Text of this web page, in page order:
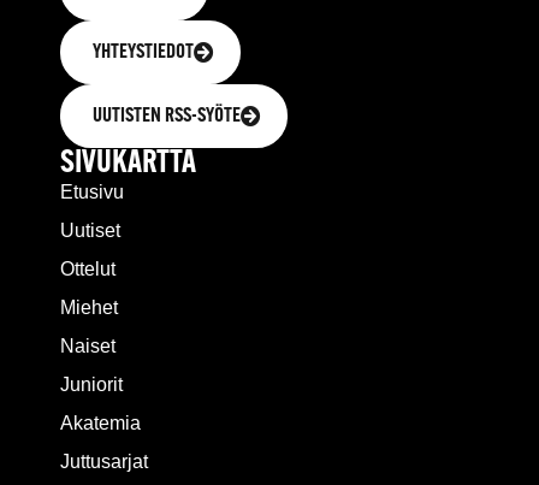
YHTEYSTIEDOT
UUTISTEN RSS-SYÖTE
SIVUKARTTA
Etusivu
Uutiset
Ottelut
Miehet
Naiset
Juniorit
Akatemia
Juttusarjat